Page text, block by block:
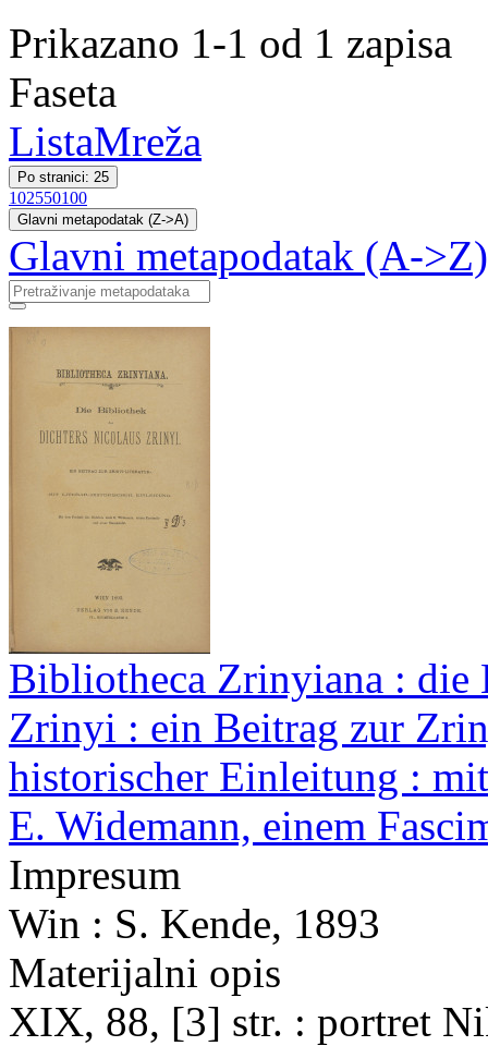
Prikazano 1-1 od 1 zapisa
Faseta
ListaMreža
Po stranici: 25
102550100
Glavni metapodatak (Z->A)
Glavni metapodatak (A->Z)
Bibliotheca Zrinyiana : die
Zrinyi : ein Beitrag zur
historischer Einleitung :
E. Widemann, einem
Impresum
Win : S. Kende, 1893
Materijalni opis
XIX, 88, [3] str. : portret